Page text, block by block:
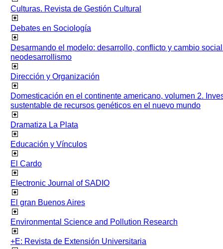
Culturas. Revista de Gestión Cultural
Debates en Sociología
Desarmando el modelo: desarrollo, conflicto y cambio
neodesarrollismo
Dirección y Organización
Domesticación en el continente americano, volumen 2.
sustentable de recursos genéticos en el nuevo mundo
Dramatiza La Plata
Educación y Vínculos
El Cardo
Electronic Journal of SADIO
El gran Buenos Aires
Environmental Science and Pollution Research
+E: Revista de Extensión Universitaria